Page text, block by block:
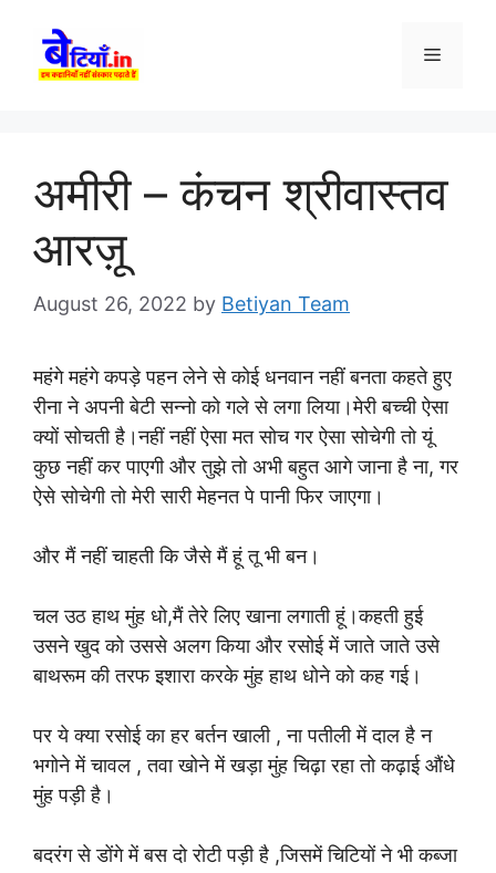
content
Menu
अमीरी – कंचन श्रीवास्तव
आरज़ू
August 26, 2022 by Betiyan Team
महंगे महंगे कपड़े पहन लेने से कोई धनवान नहीं बनता कहते हुए
रीना ने अपनी बेटी सन्नो को गले से लगा लिया।मेरी बच्ची ऐसा
क्यों सोचती है।नहीं नहीं ऐसा मत सोच गर ऐसा सोचेगी तो यूं
कुछ नहीं कर पाएगी और तुझे तो अभी बहुत आगे जाना है ना, गर
ऐसे सोचेगी तो मेरी सारी मेहनत पे पानी फिर जाएगा।
और मैं नहीं चाहती कि जैसे मैं हूं तू भी बन।
चल उठ हाथ मुंह धो,मैं तेरे लिए खाना लगाती हूं।कहती हुई
उसने खुद को उससे अलग किया और रसोई में जाते जाते उसे
बाथरूम की तरफ इशारा करके मुंह हाथ धोने को कह गई।
पर ये क्या रसोई का हर बर्तन खाली , ना पतीली में दाल है न
भगोने में चावल , तवा खोने में खड़ा मुंह चिढ़ा रहा तो कढ़ाई औंधे
मुंह पड़ी है।
बदरंग से डोंगे में बस दो रोटी पड़ी है ,जिसमें चिटियों ने भी कब्जा